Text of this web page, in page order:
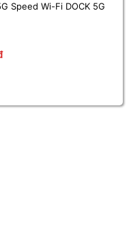
Speed Wi-Fi DOCK 5G